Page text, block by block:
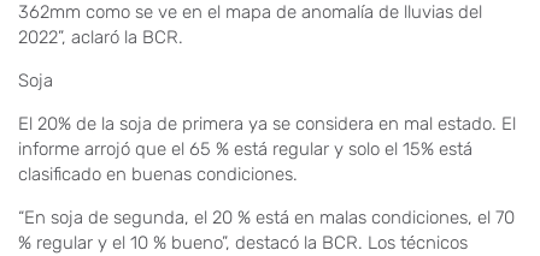
362mm como se ve en el mapa de anomalía de lluvias del
2022”, aclaró la BCR.
Soja
El 20% de la soja de primera ya se considera en mal estado. El
informe arrojó que el 65 % está regular y solo el 15% está
clasificado en buenas condiciones.
“En soja de segunda, el 20 % está en malas condiciones, el 70
% regular y el 10 % bueno”, destacó la BCR. Los técnicos